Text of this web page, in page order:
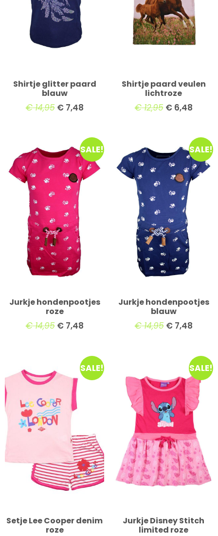
Shirtje glitter paard
blauw
€14,95 €7,48
Shirtje paard veulen
lichtroze
€12,95 €6,48
SALE!
Jurkje hondenpootjes
roze
€14,95 €7,48
SALE!
Jurkje hondenpootjes
blauw
€14,95 €7,48
SALE!
Setje Lee Cooper denim
roze
SALE!
Jurkje Disney Stitch
limited roze